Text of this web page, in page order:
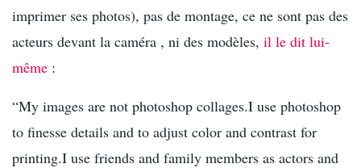
imprimer ses photos), pas de montage, ce ne sont pas des
acteurs devant la caméra , ni des modèles, il le dit lui-
même :
“My images are not photoshop collages.I use photoshop
to finesse details and to adjust color and contrast for
printing.I use friends and family members as actors and